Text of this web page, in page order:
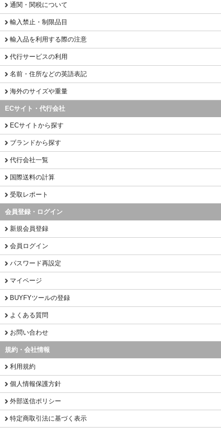
通関・関税について
輸入禁止・制限品目
輸入品を利用する際の注意
代行サービスの利用
名前・住所などの英語表記
海外のサイズや重量
ECサイト・代行会社
ECサイトから探す
ブランドから探す
代行会社一覧
国際送料の計算
受取レポート
会員登録・ログイン
新規会員登録
会員ログイン
パスワード再設定
マイページ
BUYFYツールの登録
よくある質問
お問い合わせ
規約・会社情報
利用規約
個人情報保護方針
外部送信ポリシー
特定商取引法に基づく表示